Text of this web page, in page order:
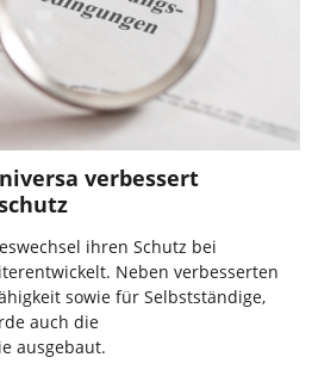
verbessert
ihren Schutz bei
Neben verbesserten
sowie für Selbstständige,
auch die
ausgebaut.